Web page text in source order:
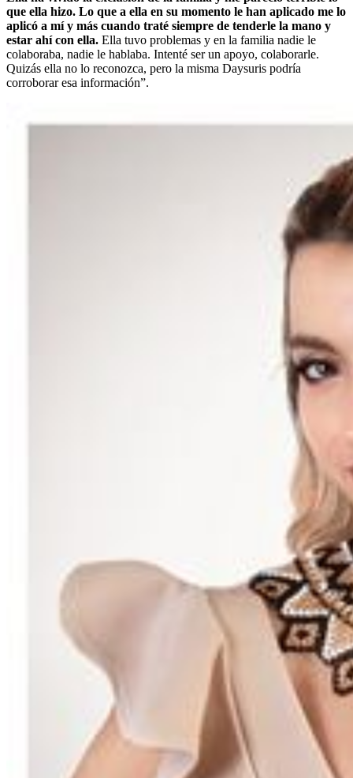
que ella hizo. Lo que a ella en su momento le han aplicado me lo
aplicó a mí y más cuando traté siempre de tenderle la mano y
estar ahí con ella. Ella tuvo problemas y en la familia nadie le
colaboraba, nadie le hablaba. Intenté ser un apoyo, colaborarle.
Quizás ella no lo reconozca, pero la misma Daysuris podría
corroborar esa información”.